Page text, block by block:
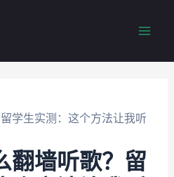
学生实测：这个方法让我听
翻墙听歌？留